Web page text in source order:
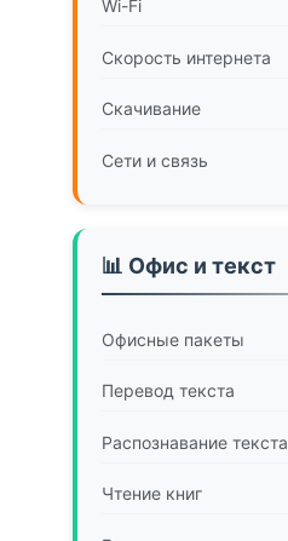
Wi-Fi
Скорость интернета
Скачивание
Сети и связь
📊 Офис и текст
Офисные пакеты
Перевод текста
Распознавание текста
Чтение книг